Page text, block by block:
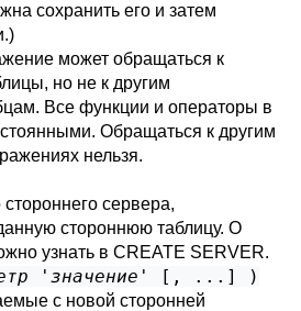
сохранить его и затем
может обращаться к
но не к другим
Все функции и операторы в
Обращаться к другим
нельзя.
сервера,
стороннюю таблицу. О
узнать в CREATE SERVER.
' значение ' [, ...] )
с новой сторонней